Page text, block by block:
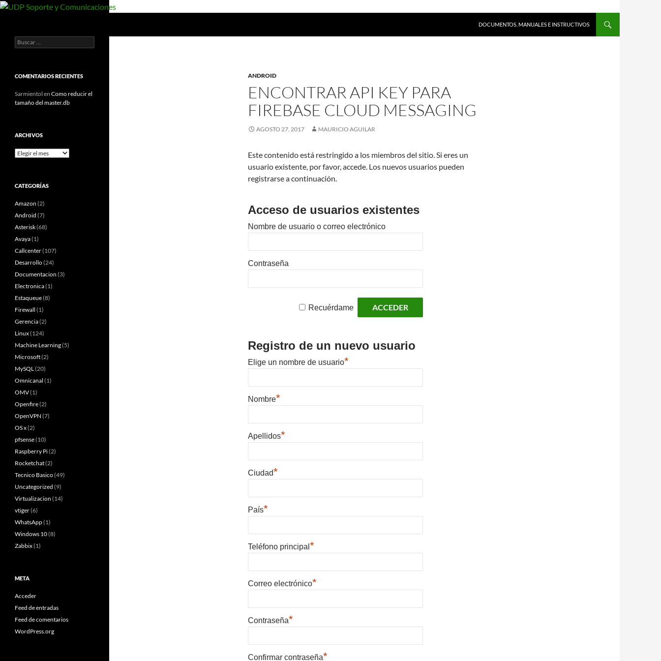
Saltar
DOCUMENTOS, MANUALES E INSTRUCTIVOS
ANDROID
ENCONTRAR API KEY PARA
FIREBASE CLOUD MESSAGING
AGOSTO 27, 2017 MAURICIO AGUILAR
Este contenido está restringido a los miembros del sitio. Si eres un
usuario existente, por favor, accede. Los nuevos usuarios pueden
registrarse a continuación.
Acceso de usuarios existentes
Nombre de usuario o correo electrónico
Contraseña
Recuérdame
Registro de un nuevo usuario
Elige un nombre de usuario*
Nombre*
Apellidos*
Ciudad*
País*
Teléfono principal *
Correo electrónico*
Contraseña*
Confirmar contraseña*
Documentos y manuales de UDP
Buscar:
COMENTARIOS RECIENTES
Sarmientol en Como reducir el
tamaño del master.db
ARCHIVOS
Archivos
CATEGORÍAS
Amazon (2)
Android (7)
Asterisk(68)
Avaya(1)
Callcenter(107)
Desarrollo(24)
Documentacion (3)
Electronica(1)
Estaqueue(8)
Firewall (1)
Gerencia(2)
Linux(124)
Machine Learning(5)
Microsoft(2)
MySQL (20)
Omnicanal (1)
OMV(1)
Openfire(2)
OpenVPN (7)
OS x(2)
pfsense(10)
Raspberry Pi(2)
Rocketchat(2)
Tecnico Basico(49)
Uncategorized (9)
Virtualizacion (14)
vtiger(6)
WhatsApp(1)
Windows 10(8)
Zabbix(1)
META
Acceder
Feed de entradas
Feed de comentarios
WordPress.org